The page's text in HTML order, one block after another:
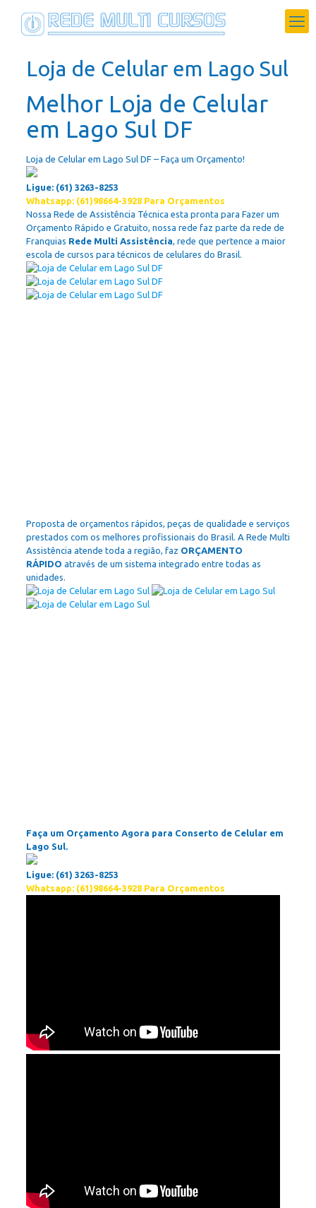
Loja de Celular em Lago Sul
Melhor Loja de Celular
em Lago Sul DF
Loja de Celular em Lago Sul DF – Faça um Orçamento!
Ligue: (61) 3263-8253
Whatsapp: (61)98664-3928 Para Orçamentos
Nossa Rede de Assistência Técnica esta pronta para Fazer um
Orçamento Rápido e Gratuito, nossa rede faz parte da rede de
Franquias Rede Multi Assistência, rede que pertence a maior
escola de cursos para técnicos de celulares do Brasil.
Proposta de orçamentos rápidos, peças de qualidade e serviços
prestados com os melhores profissionais do Brasil. A Rede Multi
Assistência atende toda a região, faz ORÇAMENTO
RÁPIDO através de um sistema integrado entre todas as
unidades.
Faça um Orçamento Agora para Conserto de Celular em
Lago Sul.
Ligue: (61) 3263-8253
Whatsapp: (61)98664-3928 Para Orçamentos